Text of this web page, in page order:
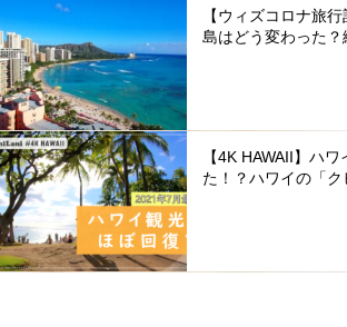
【ウィズコロナ旅
島はどう変わった？
【4K HAWAII】ハ
た！？ハワイの「ク